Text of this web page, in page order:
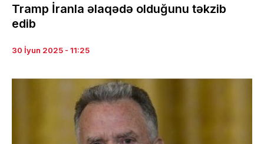
Tramp İranla əlaqədə olduğunu təkzib
edib
30 İyun 2025 - 11:25